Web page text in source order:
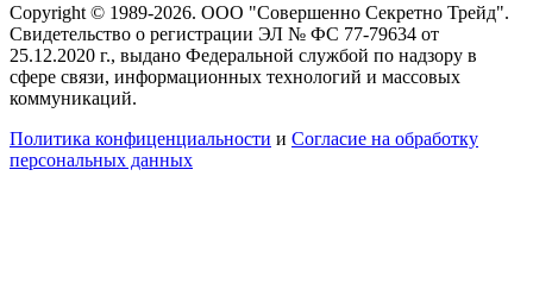
Copyright © 1989-2026. ООО "Совершенно Секретно Трейд".
Свидетельство о регистрации ЭЛ № ФС 77-79634 от
25.12.2020 г., выдано Федеральной службой по надзору в
сфере связи, информационных технологий и массовых
коммуникаций.
Политика конфиценциальности и Согласие на обработку
персональных данных